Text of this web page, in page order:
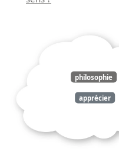
philosophie
apprécier